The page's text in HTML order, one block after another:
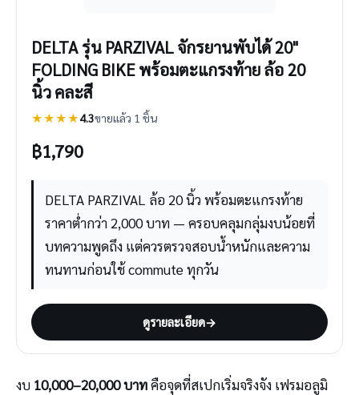
DELTA รุ่น PARZIVAL จักรยานพับได้ 20"
FOLDING BIKE พร้อมตะแกรงท้าย ล้อ 20
นิ้ว คละสี
★★★★4.3ขายแล้ว 1 ชิ้น
฿1,790
DELTA PARZIVAL ล้อ 20 นิ้ว พร้อมตะแกรงท้าย
ราคาต่ำกว่า 2,000 บาท — ครอบคลุมกลุ่มงบน้อยที่
บทความพูดถึง แต่ควรตรวจสอบน้ำหนักและความ
ทนทานก่อนใช้ commute ทุกวัน
ดูรายละเอียด→
งบ 10,000–20,000 บาทคือจุดที่สเปกเริ่มจริงจัง เฟรมอลูมิ